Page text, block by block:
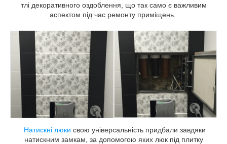
тлі декоративного оздоблення, що так само є важливим
аспектом під час ремонту приміщень.
Натискні люки свою універсальність придбали завдяки
натискним замкам, за допомогою яких люк під плитку